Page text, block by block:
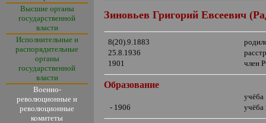
Высшие органы
государственной
власти
Исполнительные и
распорядительные
органы
государственной
власти
Военно-
революционные и
революционные
комитеты
Зиновьев Григорий Евсеевич
8(20).9.1883
25.8.1936
1901
член
Образование
учёба
- 1906
учёба